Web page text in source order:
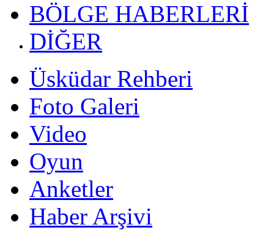
BÖLGE HABERLERİ
DİĞER
Üsküdar Rehberi
Foto Galeri
Video
Oyun
Anketler
Haber Arşivi